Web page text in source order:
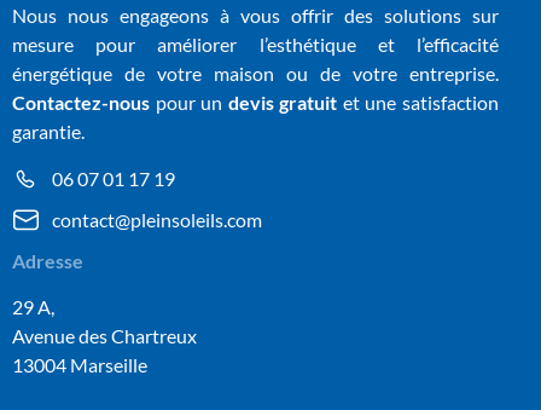
Nous nous engageons à vous offrir des solutions sur
mesure pour améliorer l’esthétique et l’efficacité
énergétique de votre maison ou de votre entreprise.
Contactez-nous pour un devis gratuit et une satisfaction
garantie.
06 07 01 17 19
contact@pleinsoleils.com
Adresse
29 A,
Avenue des Chartreux
13004 Marseille